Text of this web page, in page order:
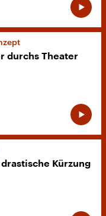
durchs Theater
Kürzung